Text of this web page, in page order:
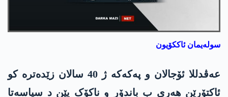
سولەیمان ئاککۆیون
عەڤدللا ئۆجالان و پەکەکە ژ 40 سالان زێدەترە کو
ئاکتۆرێن ھەری ب باندۆر و ناکۆک یێن د سیاسەتا